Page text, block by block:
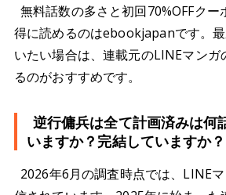
無料話数の多さと初回70%OFFクー
得に読めるのはebookjapanです。
いたい場合は、連載元のLINEマンガ
るのがおすすめです。
逆行傭兵は全て計画済みは何
いますか？完結していますか？
2026年6月の調査時点では、LINE